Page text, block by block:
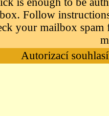
Follow
your mailbox
Autorizací